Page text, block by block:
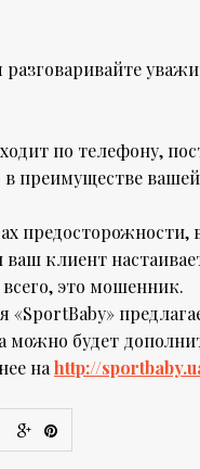
по телефону,
в преимуществе
клиент
это мошенник.
«SportBaby»
можно будет
на http://